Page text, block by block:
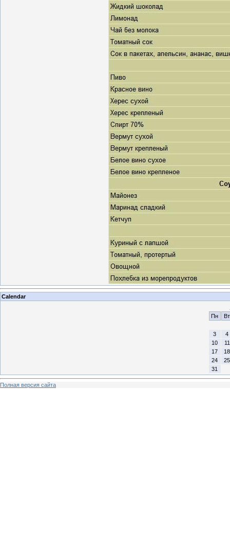
Calendar
Пн
Вт
3
4
10
11
17
18
24
25
31
Полная версия сайта